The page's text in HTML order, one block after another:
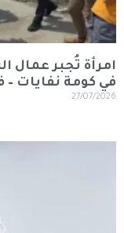
امرأة تُجبر عمال
في كومة نفايات –
27/07/2026